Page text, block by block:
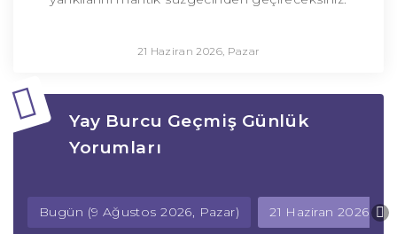
21 Haziran 2026, Pazar
Yay Burcu Geçmiş Günlük
Yorumları
Bugün (9 Ağustos 2026, Pazar) 21 Haziran 2026,